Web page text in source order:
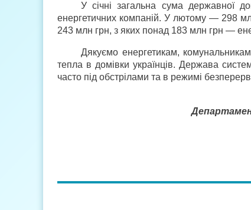
У січні загальна сума
енергетичних компаній. У лютому — 298
243 млн грн, з яких понад 183 млн грн —
Дякуємо енергетикам,
тепла в домівки українців. Держава
часто під обстрілами та в режимі